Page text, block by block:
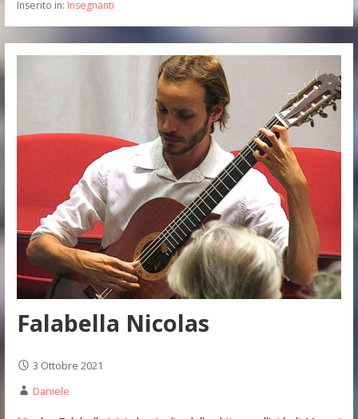
Inserito in: Insegnanti
Falabella Nicolas
3 Ottobre 2021
Daniele